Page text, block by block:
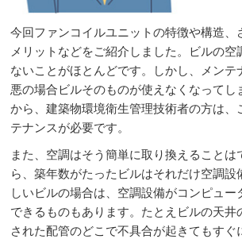
今回ファンコイルユニットの特徴や構造、
メリットなどをご紹介しました。ビルの空
ないことがほとんどです。しかし、メンテ
悪の場合ビルそのものが使えなくなってし
から、建築物環境衛生管理技術者の方は、
テナンスが必要です。
また、空調はそう簡単に取り換えることは
ら、築年数がたったビルはそれだけ空調設
しいビルの場合は、空調設備がコンピュー
できるものもあります。たとえビルの天井
された配管のどこで不具合が起きてもすぐ